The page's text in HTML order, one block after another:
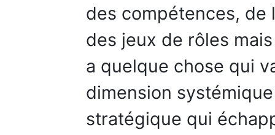
des compétences,
des jeux de rôles
a quelque chose qui
dimension
stratégique qui